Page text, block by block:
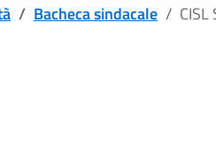
Bacheca sindacale